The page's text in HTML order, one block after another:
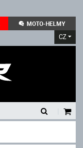
MOTO-HELMY
CZ